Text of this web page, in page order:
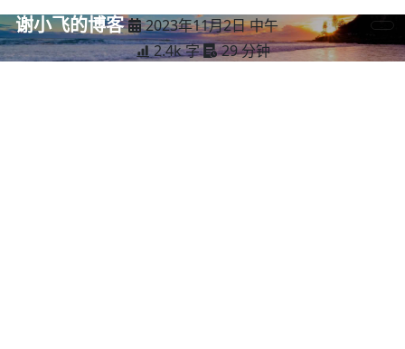
谢小飞的博客
2023年11月2日 中午
2.4k 字
29 分钟